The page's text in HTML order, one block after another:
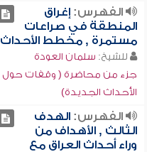
الفهرس:إغراق
المنطقة في صراعات
مستمرة , مخطط الأحداث
للشيخ: سلمان العودة
جزء من محاضرة ( وقفات حول
الأحداث الجديدة)
الفهرس:الهدف
الثالث , الأهداف من
وراء أحداث العراق مع